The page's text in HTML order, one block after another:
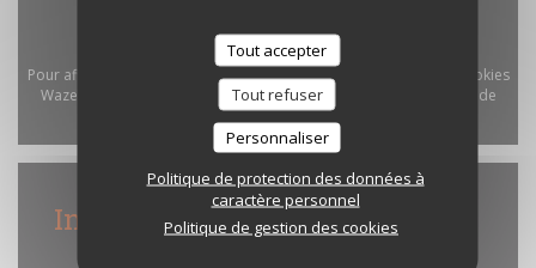
Tout accepter
Tout refuser
Personnaliser
Politique de protection des données à
caractère personnel
Politique de gestion des cookies
Pour afficher la carte interactive Waze, vous devez accepter les cookies
Waze Map (Google). Ces cookies peuvent collecter des données de
navigation et de localisation. Autoriser
Infos pratiques